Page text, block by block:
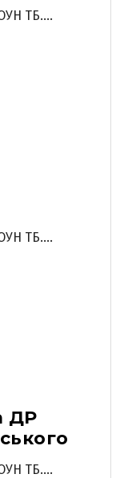
ТБ....
ТБ....
ДР
ТБ....